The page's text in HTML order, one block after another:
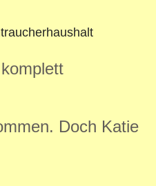
Doch Katie